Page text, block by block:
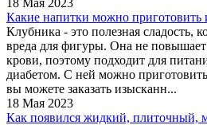
Какие напитки можно приготовить
Клубника - это полезная сладость,
вреда для фигуры. Она не
крови, поэтому подходит для
диабетом. С ней можно
вы можете заказать изысканн...
18 Мая 2023
Как появился жидкий, плиточный,